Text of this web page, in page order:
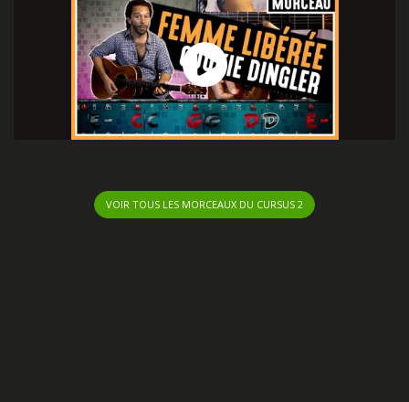
VOIR TOUS LES MORCEAUX DU CURSUS 2